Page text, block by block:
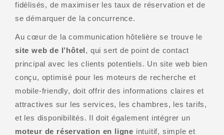
fidélisés, de maximiser les taux de réservation et de
se démarquer de la concurrence.
Au cœur de la communication hôtelière se trouve le
site web de l’hôtel, qui sert de point de contact
principal avec les clients potentiels. Un site web bien
conçu, optimisé pour les moteurs de recherche et
mobile-friendly, doit offrir des informations claires et
attractives sur les services, les chambres, les tarifs,
et les disponibilités. Il doit également intégrer un
moteur de réservation en ligne intuitif, simple et